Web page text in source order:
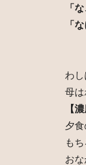
「
「
わし
母
【
夕
も
おな